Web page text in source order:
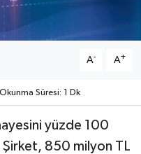
A- A+
Okunma Süresi: 1 Dk
yüzde 100
Şirket, 850 milyon TL